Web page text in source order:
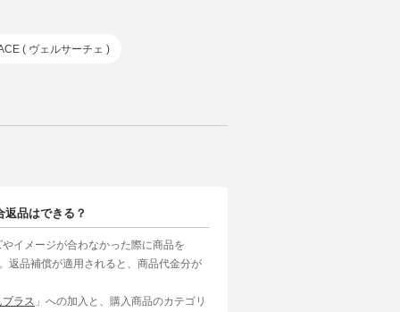
( ヴェルサーチェ )
品はできる？
イメージが合わなかった際に商品を
返品補償が適用されると、商品代金分が
ラス 」への加入と、購入商品のカテゴリ